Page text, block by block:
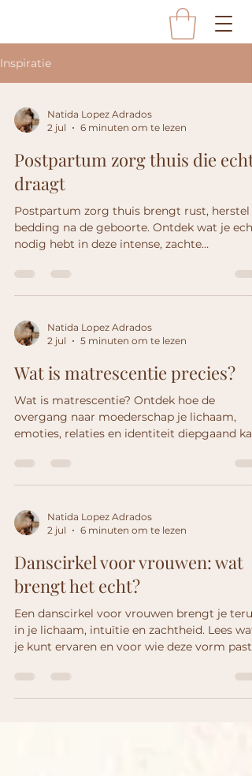
Inspiratie
Natida Lopez Adrados
2 jul
6 minuten om te lezen
Postpartum zorg thuis die echt
draagt
Postpartum zorg thuis brengt rust, herstel
bedding na de geboorte. Ontdek wat je echt
nodig hebt in deze intense, zachte
Natida Lopez Adrados
2 jul
5 minuten om te lezen
Wat is matrescentie precies?
Wat is matrescentie? Ontdek hoe de
overgang naar moederschap je lichaam,
emoties, relaties en identiteit diepgaand kan
Natida Lopez Adrados
2 jul
6 minuten om te lezen
Danscirkel voor vrouwen: wat
brengt het echt?
Een danscirkel voor vrouwen brengt je
in je lichaam, intuïtie en zachtheid. Lees wat
je kunt ervaren en voor wie deze vorm past.